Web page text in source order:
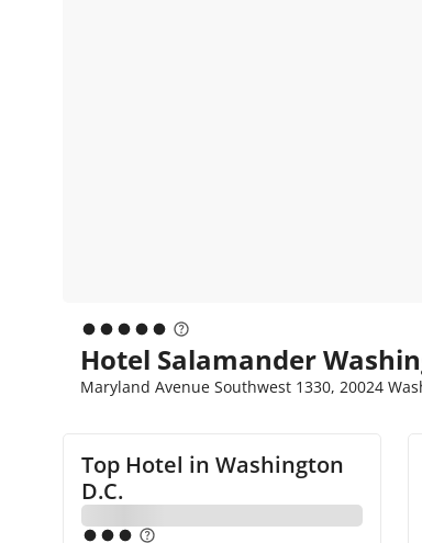
Hotel Salamander
Maryland Avenue Southwest 1330, 20024
Top Hotel in Washington
D.C.